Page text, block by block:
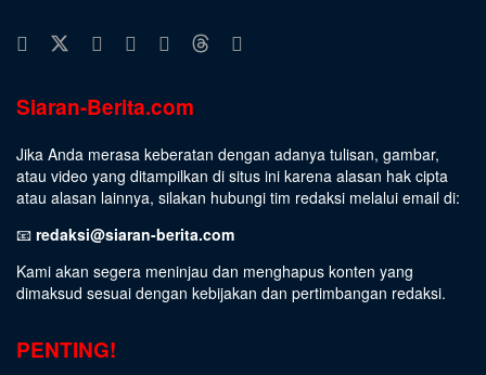
Siaran-Berita.com
Jika Anda merasa keberatan dengan adanya tulisan, gambar,
atau video yang ditampilkan di situs ini karena alasan hak cipta
atau alasan lainnya, silakan hubungi tim redaksi melalui email di:
📧 redaksi@siaran-berita.com
Kami akan segera meninjau dan menghapus konten yang
dimaksud sesuai dengan kebijakan dan pertimbangan redaksi.
PENTING!